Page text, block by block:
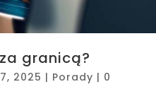
granicą?
2025 | Porady | 0